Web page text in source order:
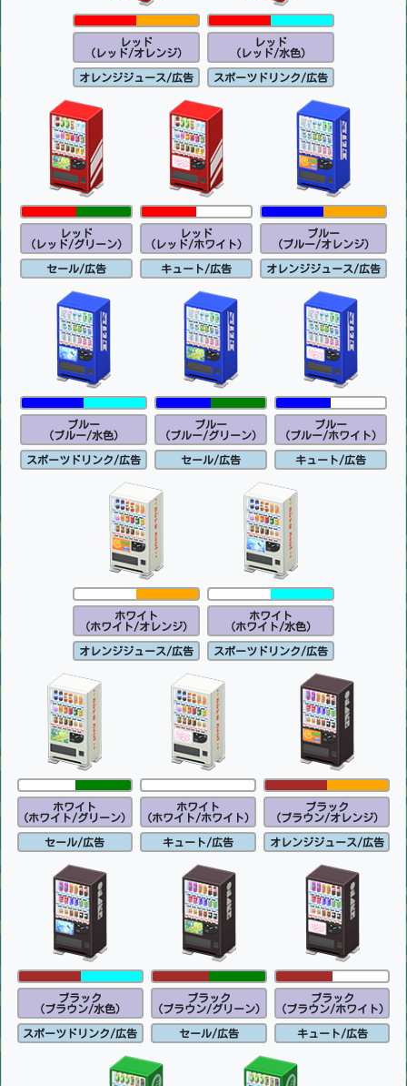
レッド
(レッド/オレンジ)
オレンジジュース/広告
レッド
(レッド/水色)
スポーツドリンク/広告
レッド
(レッド/グリーン)
セール/広告
レッド
(レッド/ホワイト)
キュート/広告
ブルー
(ブルー/オレンジ)
オレンジジュース/広告
ブルー
(ブルー/水色)
スポーツドリンク/広告
ブルー
(ブルー/グリーン)
セール/広告
ブルー
(ブルー/ホワイト)
キュート/広告
ホワイト
(ホワイト/オレンジ)
オレンジジュース/広告
ホワイト
(ホワイト/水色)
スポーツドリンク/広告
ホワイト
(ホワイト/グリーン)
セール/広告
ホワイト
(ホワイト/ホワイト)
キュート/広告
ブラック
(ブラウン/オレンジ)
オレンジジュース/広告
ブラック
(ブラウン/水色)
スポーツドリンク/広告
ブラック
(ブラウン/グリーン)
セール/広告
ブラック
(ブラウン/ホワイト)
キュート/広告